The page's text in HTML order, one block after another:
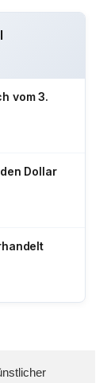
vom 3.
Dollar